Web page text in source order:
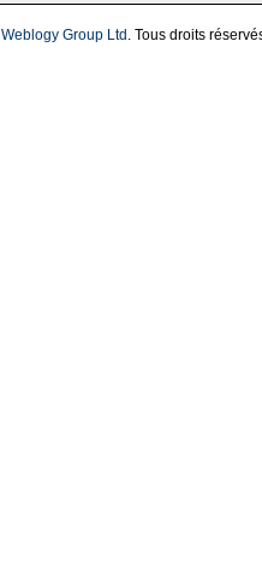
Weblogy Group Ltd . Tous droits